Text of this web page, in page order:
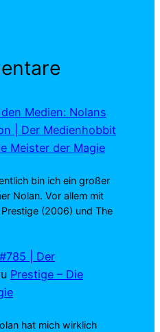
Medien: Nolans
| Der Medienhobbit
Meister der Magie
bin ich ein großer
Nolan. Vor allem mit
(2006) und The
| Der
Prestige – Die
hat mich wirklich